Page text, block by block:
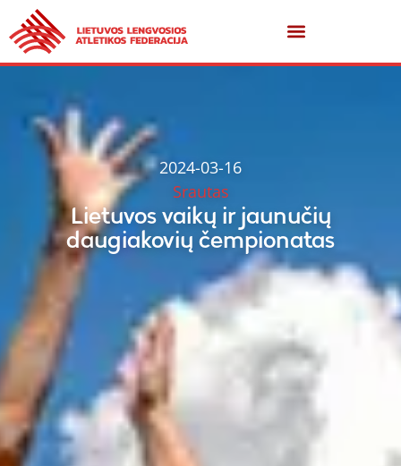
2024-03-16
Srautas
Lietuvos vaikų ir jaunučių
daugiakovių čempionatas